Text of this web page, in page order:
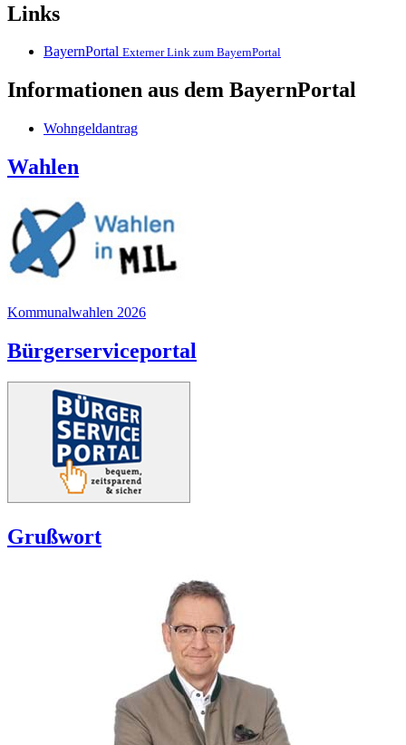
Links
BayernPortal Externer Link zum BayernPortal
Informationen aus dem BayernPortal
Wohngeldantrag
Wahlen
Kommunalwahlen 2026
Bürgerserviceportal
Grußwort